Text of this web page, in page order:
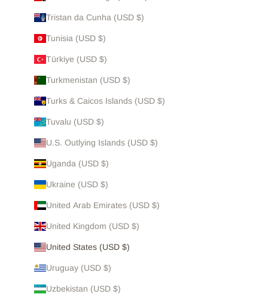
Tristan da Cunha (USD $)
Tunisia (USD $)
Türkiye (USD $)
Turkmenistan (USD $)
Turks & Caicos Islands (USD $)
Tuvalu (USD $)
U.S. Outlying Islands (USD $)
Uganda (USD $)
Ukraine (USD $)
United Arab Emirates (USD $)
United Kingdom (USD $)
United States (USD $)
Uruguay (USD $)
Uzbekistan (USD $)